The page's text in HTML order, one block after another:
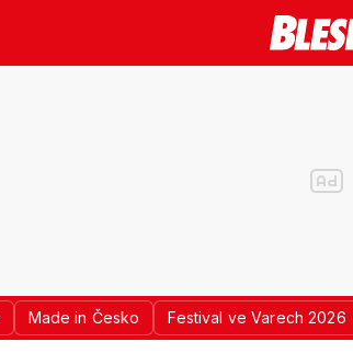
Made in Česko Festival ve Varech 2026